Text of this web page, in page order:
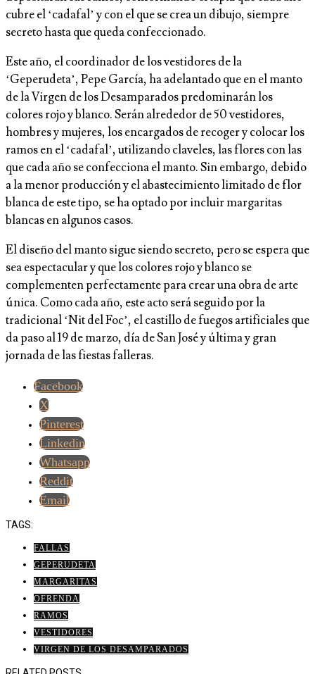
cubre el ‘cadafal’ y con el que se crea un dibujo, siempre
secreto hasta que queda confeccionado.
Este año, el coordinador de los vestidores de la
‘Geperudeta’, Pepe García, ha adelantado que en el manto
de la Virgen de los Desamparados predominarán los
colores rojo y blanco. Serán alrededor de 50 vestidores,
hombres y mujeres, los encargados de recoger y colocar los
ramos en el ‘cadafal’, utilizando claveles, las flores con las
que cada año se confecciona el manto. Sin embargo, debido
a la menor producción y el abastecimiento limitado de flor
blanca de este tipo, se ha optado por incluir margaritas
blancas en algunos casos.
El diseño del manto sigue siendo secreto, pero se espera que
sea espectacular y que los colores rojo y blanco se
complementen perfectamente para crear una obra de arte
única. Como cada año, este acto será seguido por la
tradicional ‘Nit del Foc’, el castillo de fuegos artificiales que
da paso al 19 de marzo, día de San José y última y gran
jornada de las fiestas falleras.
Facebook
X
Pinterest
Linkedin
Whatsapp
Reddit
Email
TAGS:
FALLAS
GEPERUDETA
MARGARITAS
OFRENDA
RAMOS
VESTIDORES
VIRGEN DE LOS DESAMPARADOS